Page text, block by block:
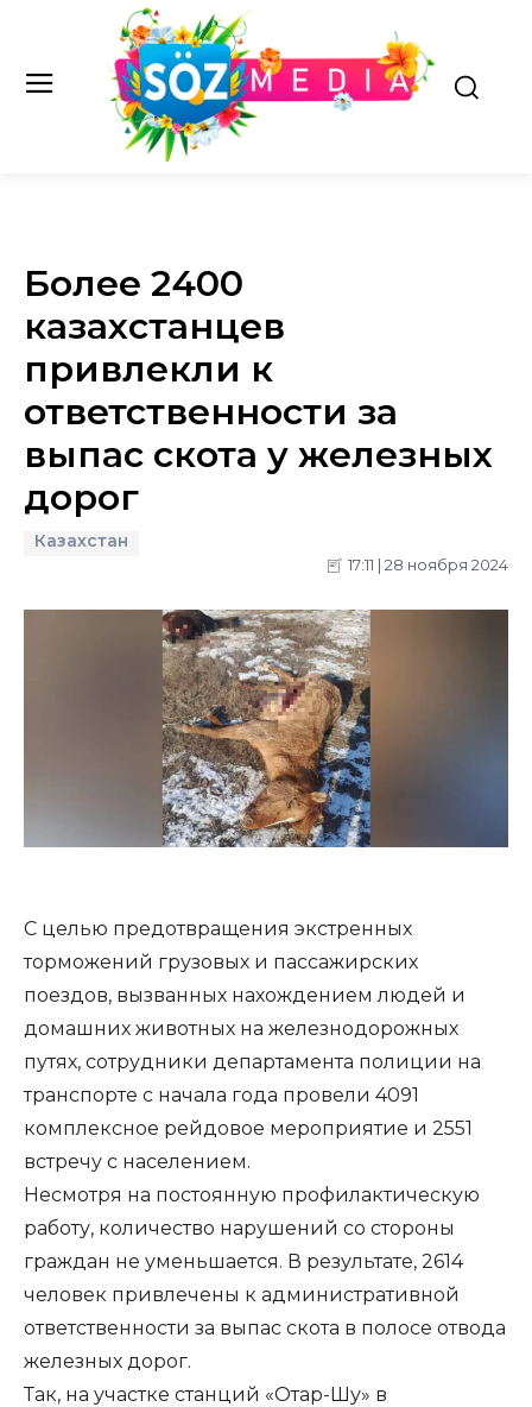
Более 2400
казахстанцев
привлекли к
ответственности за
выпас скота у железных
дорог
Казахстан
17:11 | 28 ноября 2024
С целью предотвращения экстренных
торможений грузовых и пассажирских
поездов, вызванных нахождением людей и
домашних животных на железнодорожных
путях, сотрудники департамента полиции на
транспорте с начала года провели 4091
комплексное рейдовое мероприятие и 2551
встречу с населением.
Несмотря на постоянную профилактическую
работу, количество нарушений со стороны
граждан не уменьшается. В результате, 2614
человек привлечены к административной
ответственности за выпас скота в полосе отвода
железных дорог.
Так, на участке станций «Отар-Шу» в